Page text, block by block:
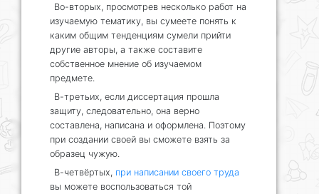
Во-вторых, просмотрев несколько работ на
изучаемую тематику, вы сумеете понять к
каким общим тенденциям сумели прийти
другие авторы, а также составите
собственное мнение об изучаемом
предмете.
В-третьих, если диссертация прошла
защиту, следовательно, она верно
составлена, написана и оформлена. Поэтому
при создании своей вы сможете взять за
образец чужую.
В-четвёртых, при написании своего труда
вы можете воспользоваться той